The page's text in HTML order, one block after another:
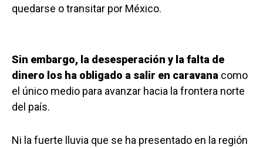
quedarse o transitar por México.
Sin embargo, la desesperación y la falta de
dinero los ha obligado a salir en caravana como
el único medio para avanzar hacia la frontera norte
del país.
Ni la fuerte lluvia que se ha presentado en la región